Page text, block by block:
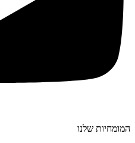
המומחיות שלנו